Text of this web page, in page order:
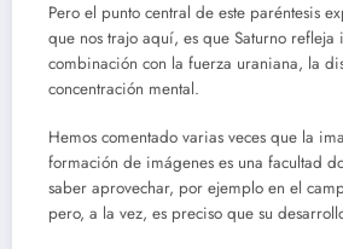
Pero el punto central de este paréntesis
que nos trajo aquí, es que Saturno refleja
combinación con la fuerza uraniana, la
concentración mental.
Hemos comentado varias veces que la
formación de imágenes es una facultad
saber aprovechar, por ejemplo en el
pero, a la vez, es preciso que su